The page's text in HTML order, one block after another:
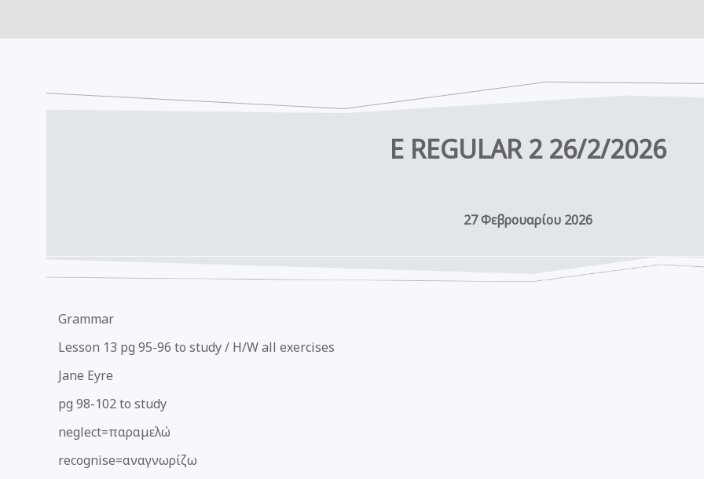
E REGULAR 2 26/2/2026
27 Φεβρουαρίου 2026
Grammar
Lesson 13 pg 95-96 to study / H/W all exercises
Jane Eyre
pg 98-102 to study
neglect=παραμελώ
recognise=αναγνωρίζω